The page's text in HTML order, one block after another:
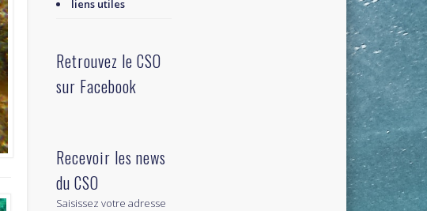
liens utiles
Retrouvez le CSO
sur Facebook
Recevoir les news
du CSO
Saisissez votre adresse